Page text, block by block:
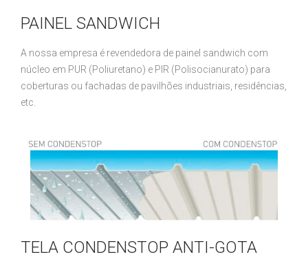
PAINEL SANDWICH
A nossa empresa é revendedora de painel sandwich com
núcleo em PUR (Poliuretano) e PIR (Polisocianurato) para
coberturas ou fachadas de pavilhões industriais, residências,
etc.
TELA CONDENSTOP ANTI-GOTA